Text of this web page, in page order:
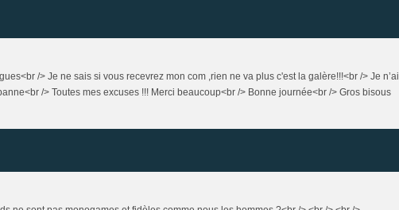
/> Je ne sais si vous recevrez mon com ,rien ne va plus c'est la galère!!!<br /> Je n’ai
/> Toutes mes excuses !!! Merci beaucoup<br /> Bonne journée<br /> Gros bisous